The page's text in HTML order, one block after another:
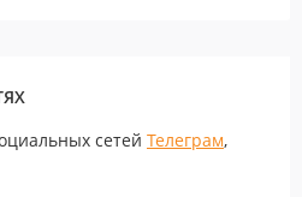
сетей Телеграм,